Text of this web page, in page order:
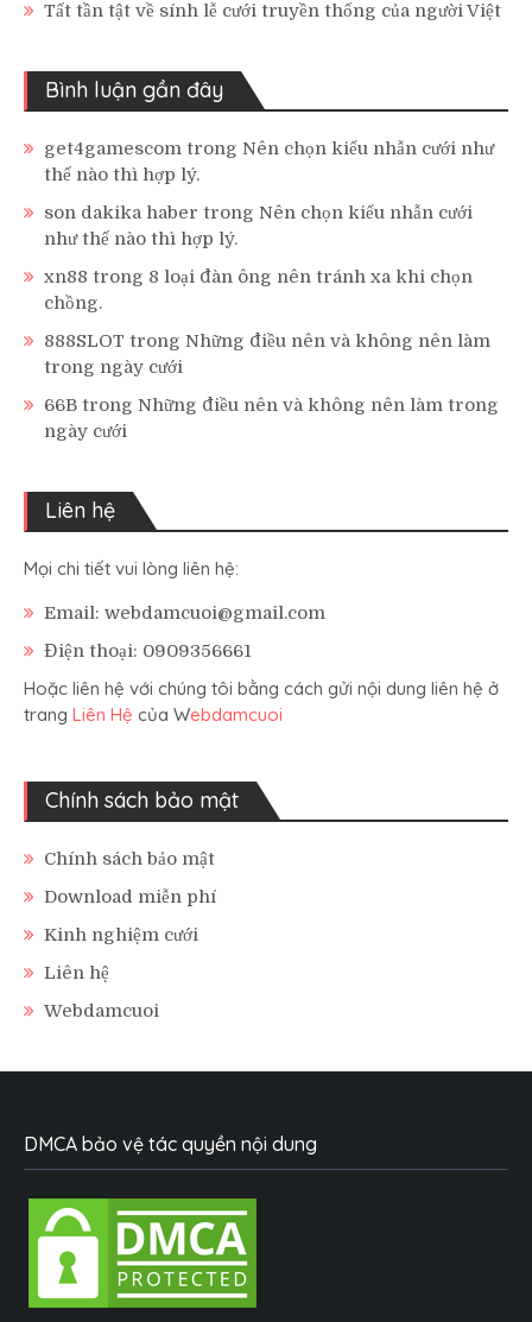
Tất tần tật về sính lễ cưới truyền thống của người Việt
Bình luận gần đây
get4gamescom trong Nên chọn kiểu nhẫn cưới như
thế nào thì hợp lý.
son dakika haber trong Nên chọn kiểu nhẫn cưới
như thế nào thì hợp lý.
xn88 trong 8 loại đàn ông nên tránh xa khi chọn
chồng.
888SLOT trong Những điều nên và không nên làm
trong ngày cưới
66B trong Những điều nên và không nên làm trong
ngày cưới
Liên hệ
Mọi chi tiết vui lòng liên hệ:
Email: webdamcuoi@gmail.com
Điện thoại: 0909356661
Hoặc liên hệ với chúng tôi bằng cách gửi nội dung liên hệ ở
trang Liên Hệ của Webdamcuoi
Chính sách bảo mật
Chính sách bảo mật
Download miễn phí
Kinh nghiệm cưới
Liên hệ
Webdamcuoi
DMCA bảo vệ tác quyền nội dung